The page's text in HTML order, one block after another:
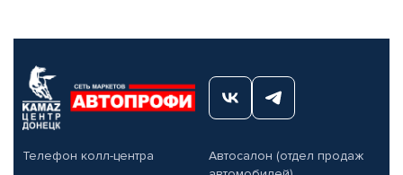
Телефон колл-центра
Автосалон (отдел продаж